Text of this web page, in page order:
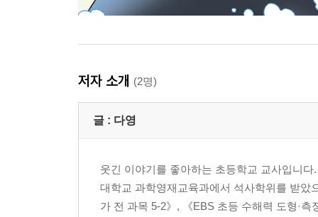
저자 소개 (2명)
글 : 다영
웃긴 이야기를 좋아하는 초등학교 교사입니
대학교 과학영재교육과에서 석사학위를 받았
가 전 과목 5-2》, 《EBS 초등 수해력 도형·